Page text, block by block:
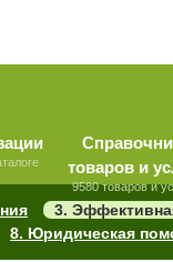
товаров и
9580 товаров и
3.
8. Юридическая